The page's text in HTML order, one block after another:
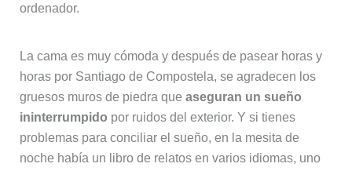
ordenador.
La cama es muy cómoda y después de pasear horas y
horas por Santiago de Compostela, se agradecen los
gruesos muros de piedra que aseguran un sueño
ininterrumpido por ruidos del exterior. Y si tienes
problemas para conciliar el sueño, en la mesita de
noche había un libro de relatos en varios idiomas, uno